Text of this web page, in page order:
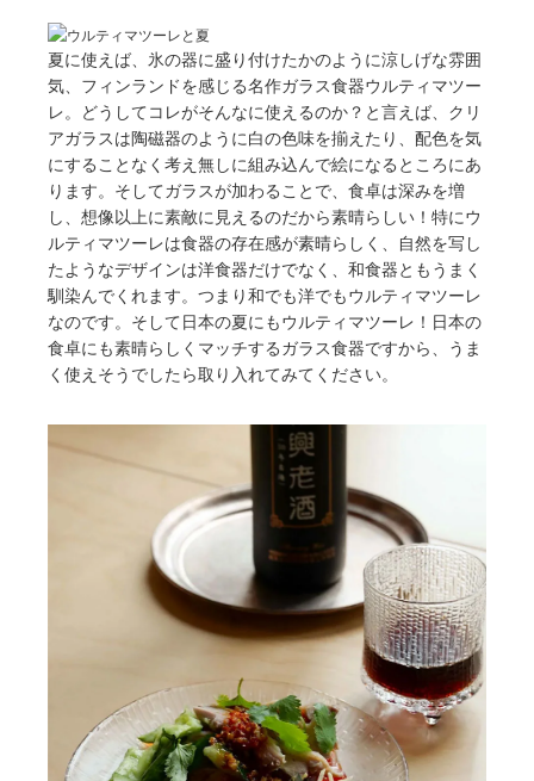
夏に使えば、氷の器に盛り付けたかのように涼しげな雰囲
気、フィンランドを感じる名作ガラス食器ウルティマツー
レ。どうしてコレがそんなに使えるのか？と言えば、クリ
アガラスは陶磁器のように白の色味を揃えたり、配色を気
にすることなく考え無しに組み込んで絵になるところにあ
ります。そしてガラスが加わることで、食卓は深みを増
し、想像以上に素敵に見えるのだから素晴らしい！特にウ
ルティマツーレは食器の存在感が素晴らしく、自然を写し
たようなデザインは洋食器だけでなく、和食器ともうまく
馴染んでくれます。つまり和でも洋でもウルティマツーレ
なのです。そして日本の夏にもウルティマツーレ！日本の
食卓にも素晴らしくマッチするガラス食器ですから、うま
く使えそうでしたら取り入れてみてください。